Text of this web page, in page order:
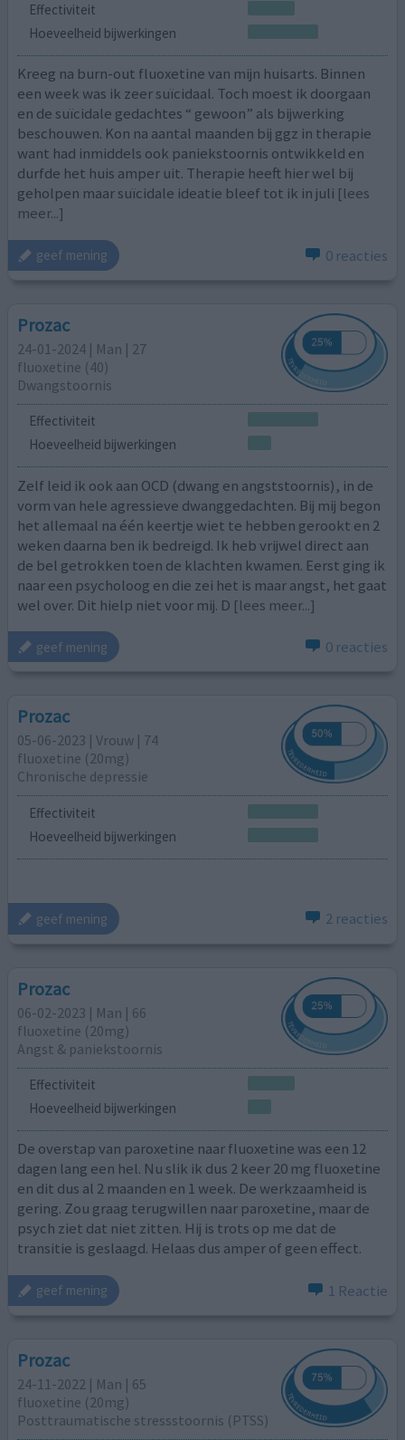
Effectiviteit
Hoeveelheid bijwerkingen
Kreeg na burn-out fluoxetine van mijn huisarts. Binnen
een week was ik zeer suïcidaal. Toch moest ik doorgaan
en de suïcidale gedachtes “ gewoon” als bijwerking
beschouwen. Kon na aantal maanden bij ggz in therapie
want had inmiddels ook paniekstoornis ontwikkeld en
durfde het huis amper uit. Therapie heeft hier wel bij
geholpen maar suïcidale ideatie bleef tot ik in juli [lees
meer...]
geef mening 0 reacties
Prozac
24-01-2024 | Man | 27
fluoxetine (40)
Dwangstoornis
Effectiviteit
Hoeveelheid bijwerkingen
Zelf leid ik ook aan OCD (dwang en angststoornis), in de
vorm van hele agressieve dwanggedachten. Bij mij begon
het allemaal na één keertje wiet te hebben gerookt en 2
weken daarna ben ik bedreigd. Ik heb vrijwel direct aan
de bel getrokken toen de klachten kwamen. Eerst ging ik
naar een psycholoog en die zei het is maar angst, het gaat
wel over. Dit hielp niet voor mij. D [lees meer...]
geef mening 0 reacties
Prozac
05-06-2023 | Vrouw | 74
fluoxetine (20mg)
Chronische depressie
Effectiviteit
Hoeveelheid bijwerkingen
geef mening 2 reacties
Prozac
06-02-2023 | Man | 66
fluoxetine (20mg)
Angst & paniekstoornis
Effectiviteit
Hoeveelheid bijwerkingen
De overstap van paroxetine naar fluoxetine was een 12
dagen lang een hel. Nu slik ik dus 2 keer 20 mg fluoxetine
en dit dus al 2 maanden en 1 week. De werkzaamheid is
gering. Zou graag terugwillen naar paroxetine, maar de
psych ziet dat niet zitten. Hij is trots op me dat de
transitie is geslaagd. Helaas dus amper of geen effect.
geef mening 1 Reactie
Prozac
24-11-2022 | Man | 65
fluoxetine (20mg)
Posttraumatische stressstoornis (PTSS)